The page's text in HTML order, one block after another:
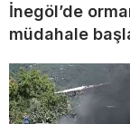
İnegöl’de
müdahale